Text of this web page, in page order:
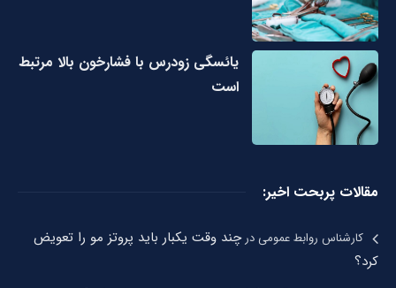
یائسگی زودرس با فشارخون بالا مرتبط
است
مقالات پربحت اخیر:
کارشناس روابط عمومیدرچند وقت یکبار باید پروتز مو را تعویض
کرد؟